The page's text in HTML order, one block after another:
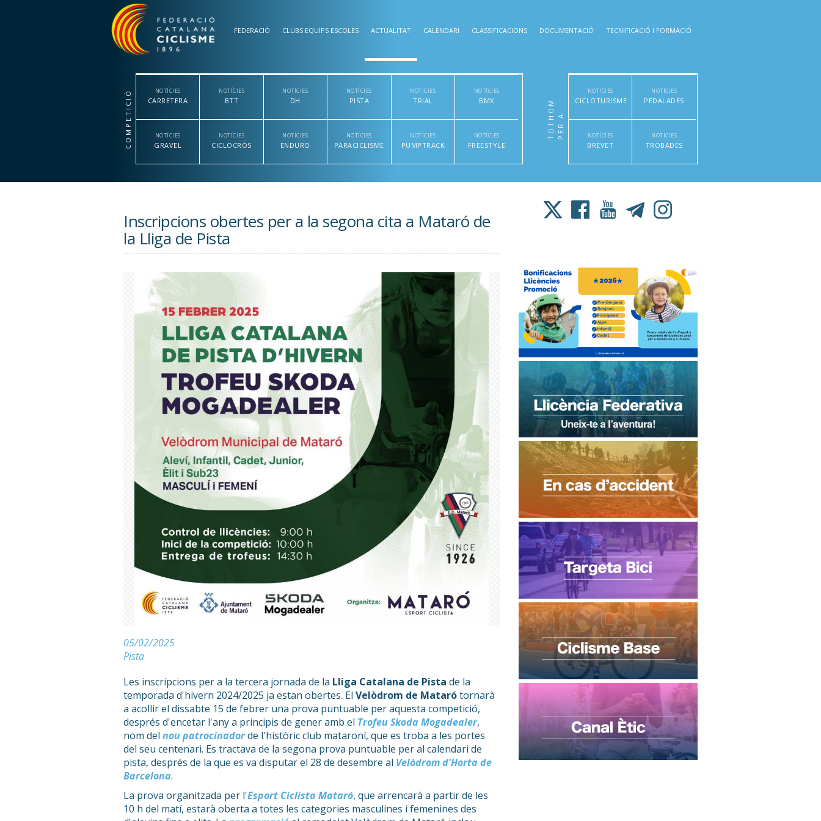
FEDERACIÓ CLUBS EQUIPS ESCOLES ACTUALITAT CALENDARI CLASSIFICACIONS DOCUMENTACIÓ TECNIFICACIÓ I FORMACIÓ
COMPETICIÓ NOTÍCIES
CARRETERA
NOTÍCIES
BTT
NOTÍCIES
DH
NOTÍCIES
PISTA
NOTÍCIES
TRIAL
NOTÍCIES
BMX
NOTÍCIES
GRAVEL
NOTÍCIES
CICLOCRÒS
NOTÍCIES
ENDURO
NOTÍCIES
PARACICLISME
NOTÍCIES
PUMPTRACK
NOTÍCIES
FREESTYLE
P
E
R
A
T
O
T
H
O
M
NOTÍCIES
CICLOTURISME
NOTÍCIES
PEDALADES
NOTÍCIES
BREVET
NOTÍCIES
TROBADES
Inscripcions obertes per a la segona cita a Mataró de
la Lliga de Pista
05/02/2025
Pista
Les inscripcions per a la tercera jornada de la Lliga Catalana de Pista de la
temporada d'hivern 2024/2025 ja estan obertes. El Velòdrom de Matarótornarà
a acollir el dissabte 15 de febrer una prova puntuable per aquesta competició,
després d'encetar l'any a principis de gener amb el Trofeu Skoda Mogadealer,
nom del nou patrocinadorde l'històric club mataroní, que es troba a les portes
del seu centenari. Es tractava de la segona prova puntuable per al calendari de
pista, després de la que es va disputar el 28 de desembre al Velòdrom d'Horta de
Barcelona.
La prova organitzada per l'Esport Ciclista Mataró, que arrencarà a partir de les
10 h del matí, estarà oberta a totes les categories masculines i femenines des